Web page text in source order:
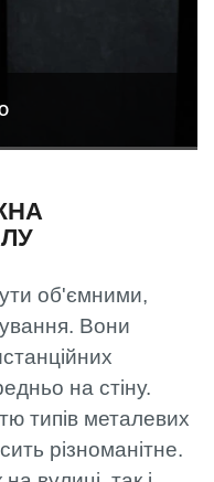
об'ємними,
Вони
на стіну.
типів металевих
різноманітне.